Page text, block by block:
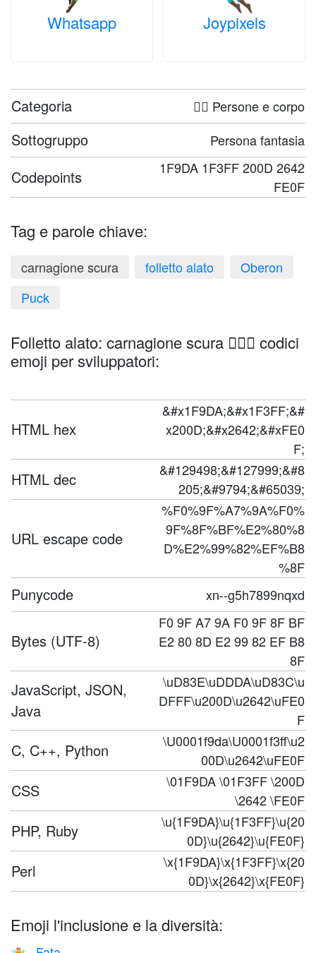
Whatsapp Joypixels
Categoria 🤦‍♀️ Persone e corpo
Sottogruppo Persona fantasia
Codepoints
1F9DA 1F3FF 200D 2642
FE0F
Tag e parole chiave:
carnagione scura folletto alato
Oberon
Puck
Folletto alato: carnagione scura 🧚🏿‍♂️ codici
emoji per sviluppatori:
HTML hex
&#x1F9DA;&#x1F3FF;&#
x200D;&#x2642;&#xFE0
F;
HTML dec
&#129498;&#127999;&#8
205;&#9794;&#65039;
URL escape code
%F0%9F%A7%9A%F0%
9F%8F%BF%E2%80%8
D%E2%99%82%EF%B8
%8F
Punycode xn--g5h7899nqxd
Bytes (UTF-8)
F0 9F A7 9A F0 9F 8F BF
E2 80 8D E2 99 82 EF B8
8F
JavaScript, JSON,
Java
\uD83E\uDDDA\uD83C\u
DFFF\u200D\u2642\uFE0
F
C, C++, Python
\U0001f9da\U0001f3ff\u2
00D\u2642\uFE0F
CSS
\01F9DA \01F3FF \200D
\2642 \FE0F
PHP, Ruby
\u{1F9DA}\u{1F3FF}\u{20
0D}\u{2642}\u{FE0F}
Perl
\x{1F9DA}\x{1F3FF}\x{20
0D}\x{2642}\x{FE0F}
Emoji l'inclusione e la diversità: